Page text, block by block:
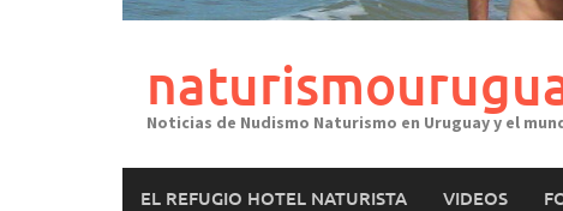
Noticias de Nudismo Naturismo en Uruguay y el
EL REFUGIO HOTEL NATURISTA VIDEOS